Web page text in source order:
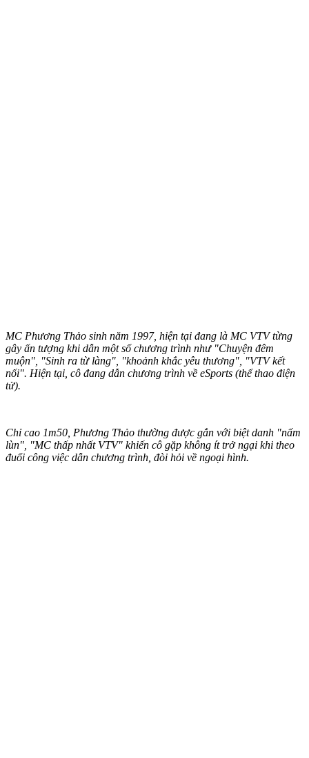
MC Phương Thảo sinh năm 1997, hiện tại đang là MC VTV từng
gây ấn tượng khi dẫn một số chương trình như "Chuyện đêm
muộn", "Sinh ra từ làng", "khoảnh khắc yêu thương", "VTV kết
nối". Hiện tại, cô đang dẫn chương trình về eSports (thể thao điện
tử).
Chỉ cao 1m50, Phương Thảo thường được gắn với biệt danh "nấm
lùn", "MC thấp nhất VTV" khiến cô gặp không ít trở ngại khi theo
đuổi công việc dẫn chương trình, đòi hỏi về ngoại hình.